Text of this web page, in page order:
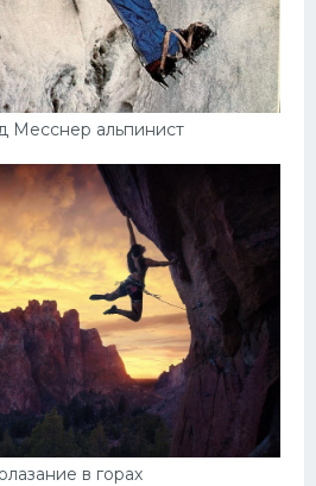
Месснер альпинист
в горах